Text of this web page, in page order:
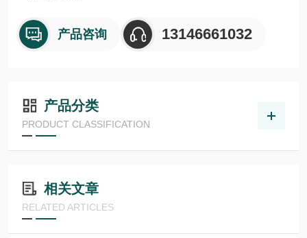
产品咨询 13146661032
产品分类
PRODUCT CLASSIFICATION
相关文章
RELATED ARTICLES